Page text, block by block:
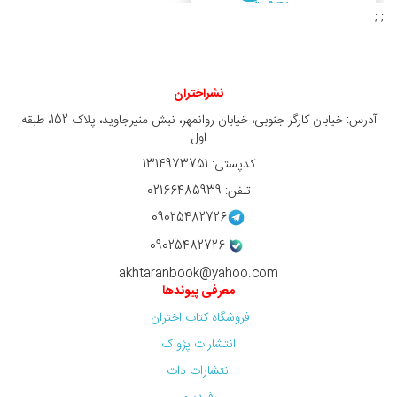
9,450,000 ريال
; ;
نشراختران
آدرس: خیابان کارگر جنوبی، خیابان روانمهر، نبش منیرجاوید، پلاک 152، طبقه
اول
کدپستی: 1314973751
تلفن: 02166485939
09025482726
09025482726
akhtaranbook@yahoo.com
معرفی پیوندها
فروشگاه کتاب اختران
انتشارات پژواک
انتشارات دات